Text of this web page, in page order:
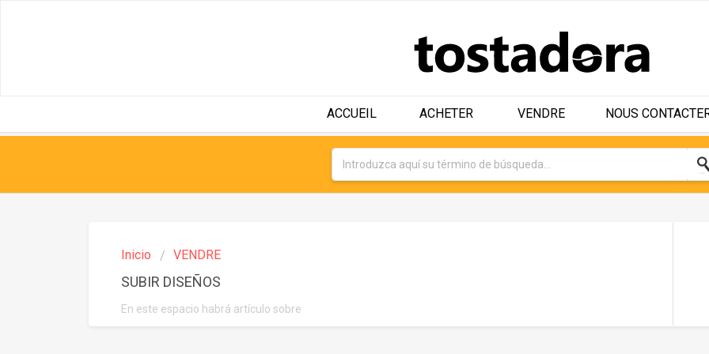
ACCUEIL ACHETER VENDRE NOUS
Inicio VENDRE
SUBIR DISEÑOS
En este espacio habrá artículo sobre